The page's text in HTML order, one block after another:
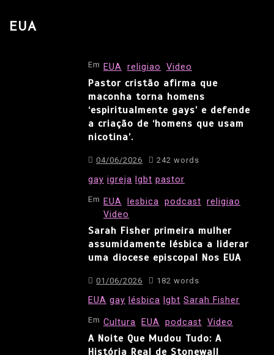
EUA
Em EUA religiao Video
Pastor cristão afirma que
maconha torna homens
‘espiritualmente gays’ e defende
a criação de ‘homens que usam
nicotina’.
04/06/2026 242 words
gay igreja lgbt pastor
Em EUA lesbica podcast religiao
Video
Sarah Fisher primeira mulher
assumidamente lésbica a liderar
uma diocese episcopal Nos EUA
01/06/2026 182 words
EUA gay lésbica lgbt Sarah Fisher
Em Cultura EUA podcast Video
A Noite Que Mudou Tudo: A
História Real de Stonewall